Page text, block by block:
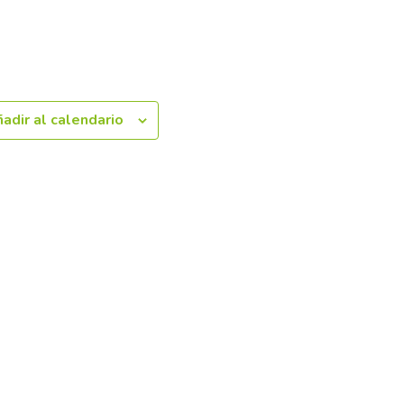
al calendario